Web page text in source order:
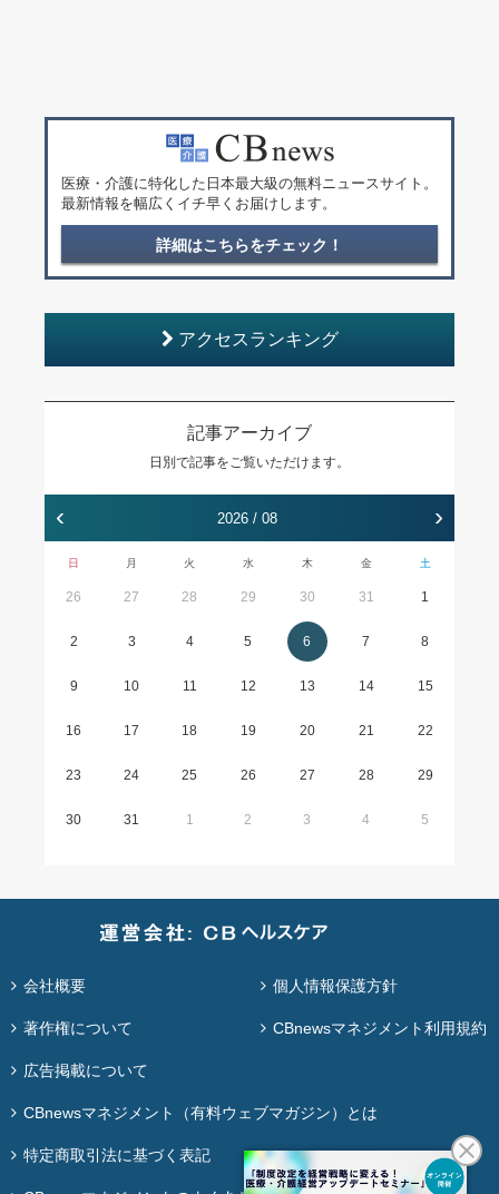
医療・介護に特化した日本最大級の無料ニュースサイト。
最新情報を幅広くイチ早くお届けします。
詳細はこちらをチェック！
アクセスランキング
記事アーカイブ
日別で記事をご覧いただけます。
‹ 2026 / 08 ›
日 月 火 水 木 金 土
26 27 28 29 30 31 1
2 3 4 5 6 7 8
9 10 11 12 13 14 15
16 17 18 19 20 21 22
23 24 25 26 27 28 29
30 31 1 2 3 4 5
会社概要 個人情報保護方針
著作権について CBnewsマネジメント利用規約
広告掲載について
CBnewsマネジメント（有料ウェブマガジン）とは
特定商取引法に基づく表記